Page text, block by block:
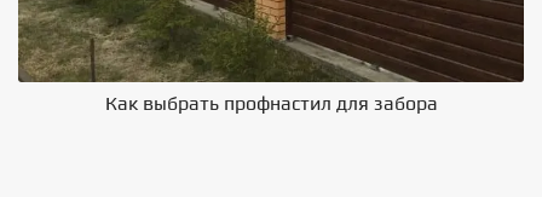
Как выбрать профнастил для забора